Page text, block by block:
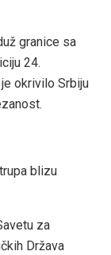
granice sa
24.
okrivilo Srbiju
blizu
za
Država